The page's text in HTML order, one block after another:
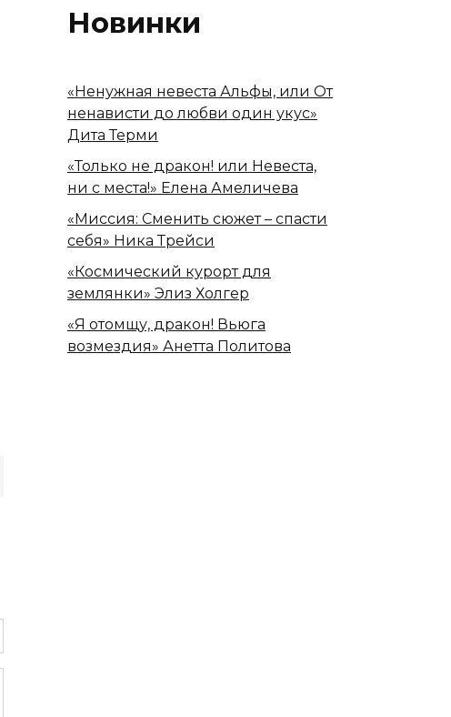
Новинки
«Ненужная невеста Альфы, или От
ненависти до любви один укус»
Дита Терми
«Только не дракон! или Невеста,
ни с места!» Елена Амеличева
«Миссия: Сменить сюжет – спасти
себя» Ника Трейси
«Космический курорт для
землянки» Элиз Холгер
«Я отомщу, дракон! Вьюга
возмездия» Анетта Политова